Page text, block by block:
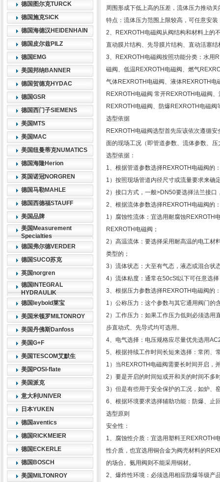
德国图尔克TURCK
德国施克SICK
德国海德汉HEIDENHAIN
德国皮尔兹PILZ
德国EMG
美国邦纳BANNER
德国贺德克HYDAC
德国GSR
德国西门子SIEMENS
美国MTS
美国MAC
美国纽曼蒂克NUMATICS
德国海隆Herion
英国诺冠NORGREN
德国马勒MAHLE
德国西德福STAUFF
美国品牌
美国Measurement
Specialties
德国弗尔德VERDER
德国SUCO苏克
英国norgren
德国INTEGRAL
HYDRAULIK
德国leybold莱宝
美国米顿罗MILTONROY
美国丹佛斯Danfoss
美国G+F
美国TESCOM艾默生
美国POSI-flate
美国派克
意大利UNIVER
日本YUKEN
德国aventics
德国RICKMEIER
德国ECKERLE
德国BOSCH
美国MILTONROY
周围形成下低上高的压差，流体压力推动
特点：流体压力范围上限较高，可任意安
2、REXROTH电磁阀从阀结构和材料上的
直动膜片结构、先导膜片结构、直动活塞
3、REXROTH电磁阀按照功能分类：水用
磁阀、低温REXROTH电磁阀、燃气
气体REXROTH电磁阀、液体REXROTH
REXROTH电磁阀 常开REXROTH电磁阀
REXROTH电磁阀、防爆REXROTH电磁阀
选型依据
REXROTH电磁阀选型首先应该依次遵循
面的现场工况（即管道参数、流体参数、
选型依据：
1、根据管道参数选择REXROTH电磁阀的
1）按照现场管道内径尺寸或流量要求来确
2）接口方式，一般>DN50要选择法兰接
2、根据流体参数选择REXROTH电磁阀的
1）腐蚀性流体：宜选用耐腐蚀REXROTH
REXROTH电磁阀；
2）高温流体：要选择采用耐高温的电工材
类型的；
3）流体状态：大至有气态，液态或混合状
4）流体粘度：通常在50cSt以下可任意选
3、根据压力参数选择REXROTH电磁阀的
1）公称压力：这个参数与其它通用阀门的
2）工作压力：如果工作压力低则必须选用
步直动式、先导式均可选用。
4、电气选择：电压规格应尽量优先选用
5、根据持续工作时间长短来选择：常闭、
1）当REXROTH电磁阀需要长时间开启，
2）要是开启的时间短或开和关的时间不多
3）但是有些用于安全保护的工况，如炉、
6、根据环境要求选择辅助功能：防爆、止
选型原则
安全性：
1、腐蚀性介质：宜选用塑料王REXROTH
性介质，也宜选用铜合金为阀壳材料的
的场合。氨用阀则不能采用铜材。
2、爆炸性环境：必须选用相应防爆等级产